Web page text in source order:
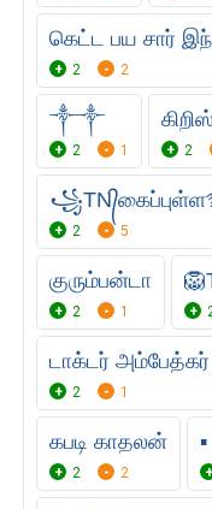
கெட்ட பய சார்
2 2
༒༒
2 1 2
2 5
குரும்பன்டா
2 1
டாக்டர் அம்பேத்கர்
2 1
கபடி காதலன்
2 2